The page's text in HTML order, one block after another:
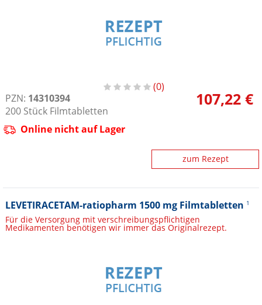
0
PZN: 14310394
200 Stück Filmtabletten
107,22 €
Online nicht auf Lager
zum Rezept
LEVETIRACETAM-ratiopharm 1500 mg Filmtabletten 1
Für die Versorgung mit verschreibungspflichtigen
Medikamenten benötigen wir immer das Originalrezept.